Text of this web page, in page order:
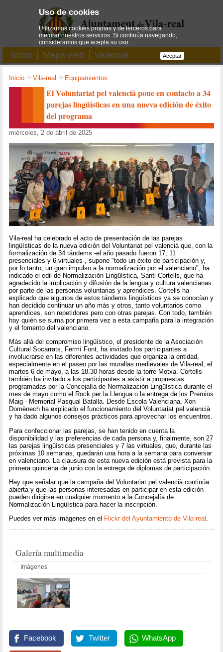
Inicio Mapa web Valencià
Inicio ->Vila-real -> Equipamientos
El Voluntariat pel valencià pone en contacto a 34
parejas lingüísticas en una nueva edición de éxito
del programa
miércoles, 2 de abril de 2025
Vila-real ha celebrado el acto de presentación de las parejas
lingüísticas de la nueva edición del Voluntariat pel valencià que, con la
formalización de 34 tándems -el año pasado fueron 17, 11
presenciales y 6 virtuales-, supone "todo un éxito de participación y,
por lo tanto, un gran impulso a la normalización por el valenciano", ha
indicado el edil de Normalización Lingüística, Santi Cortells, que ha
agradecido la implicación y difusión de la lengua y cultura valencianas
por parte de las personas voluntarias y aprendices. Cortells ha
explicado que algunos de estos tándems lingüísticos ya se conocían y
han decidido continuar un año más y otros, tanto voluntarios como
aprendices, son repetidores pero con otras parejas. Con todo, también
hay quién se suma por primera vez a esta campaña para la integración
y el fomento del valenciano.
Más allá del compromiso lingüístico, el presidente de la Asociación
Cultural Socarrats, Fermí Font, ha invitado los participantes a
involucrarse en las diferentes actividades que organiza la entidad,
especialmente en el paseo por las murallas medievales de Vila-real, el
martes 6 de mayo, a las 18.30 horas desde la torre Motxa. Cortells
también ha invitado a los participantes a asistir a propuestas
programadas por la Concejalía de Normalización Lingüística durante el
mes de mayo como el Rock per la Llengua o la entrega de los Premios
Maig - Memorial Pasqual Batalla. Desde Escola Valenciana, Xon
Domènech ha explicado el funcionamiento del Voluntariat pel valencià
y ha dado algunos consejos prácticos para aprovechar los encuentros.
Para confeccionar las parejas, se han tenido en cuenta la
disponibilidad y las preferencias de cada persona y, finalmente, son 27
las parejas lingüísticas presenciales y 7 las virtuales, que, durante las
próximas 10 semanas, quedarán una hora a la semana para conversar
en valenciano. La clausura de esta nueva edición está prevista para la
primera quincena de junio con la entrega de diplomas de participación.
Hay que señalar que la campaña del Voluntariat pel valencià continúa
abierta y que las personas interesadas en participar en esta edición
pueden dirigirse en cualquier momento a la Concejalía de
Normalización Lingüística para hacer la inscripción.
Puedes ver más imágenes en el Flickr del Ayuntamiento de Vila-real .
Galería multimedia
Imágenes
Facebook Twitter WhatsApp
Uso de cookies
Utilizamos cookies propias y de terceros para
mejorar nuestros servicios. Si continúa navegando,
consideramos que acepta su uso.
Aceptar